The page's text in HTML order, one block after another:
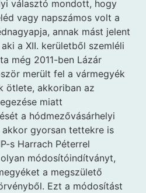
választó mondott, hogy
vagy napszámos volt a
annak mást jelent
a XII. kerületből szemléli
még 2011-ben Lázár
merült fel a vármegyék
ötlete, akkoriban az
miatt
a hódmezővásárhelyi
gyorsan tettekre is
s Harrach Péterrel
módosítóindítványt,
a megszülető
Ezt a módosítást